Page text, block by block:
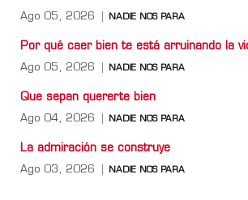
Ago 05, 2026 NADIE NOS PARA
Por qué caer bien te está arruinando la
Ago 05, 2026 NADIE NOS PARA
Que sepan quererte bien
Ago 04, 2026 NADIE NOS PARA
La admiración se construye
Ago 03, 2026 NADIE NOS PARA